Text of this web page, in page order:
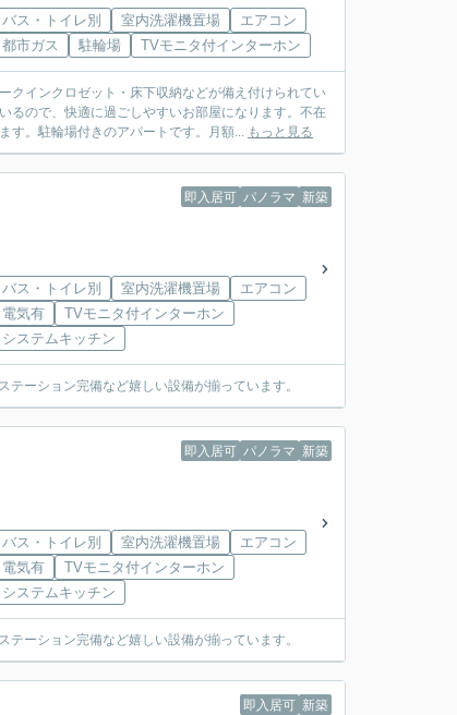
バス・トイレ別 室内洗濯機置場
エアコン
都市ガス
駐輪場 TVモニタ付インターホン
クインクロゼット・床下収納などが備え付けられてい
るので、快適に過ごしやすいお部屋になります。不在
す。駐輪場付きのアパートです。月額... もっと見る
即入居可 パノラマ 新築
バス・トイレ別 室内洗濯機置場
エアコン
電気有
TVモニタ付インターホン
システムキッチン
ーション完備など嬉しい設備が揃っています。
即入居可 パノラマ 新築
バス・トイレ別 室内洗濯機置場
エアコン
電気有
TVモニタ付インターホン
システムキッチン
ーション完備など嬉しい設備が揃っています。
即入居可 新築